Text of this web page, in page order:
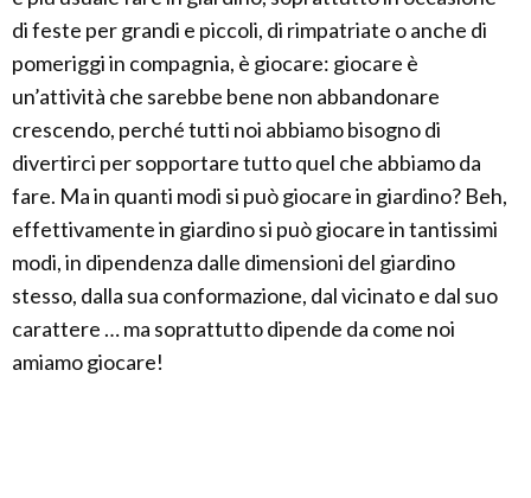
di feste per grandi e piccoli, di rimpatriate o anche di
pomeriggi in compagnia, è giocare: giocare è
un’attività che sarebbe bene non abbandonare
crescendo, perché tutti noi abbiamo bisogno di
divertirci per sopportare tutto quel che abbiamo da
fare. Ma in quanti modi si può giocare in giardino? Beh,
effettivamente in giardino si può giocare in tantissimi
modi, in dipendenza dalle dimensioni del giardino
stesso, dalla sua conformazione, dal vicinato e dal suo
carattere … ma soprattutto dipende da come noi
amiamo giocare!